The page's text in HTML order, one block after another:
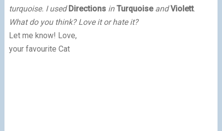
turquoise. I usedDirectionsinTurquoiseandViolett.
What do you think? Love it or hate it?
Let me know! Love,
your favourite Cat